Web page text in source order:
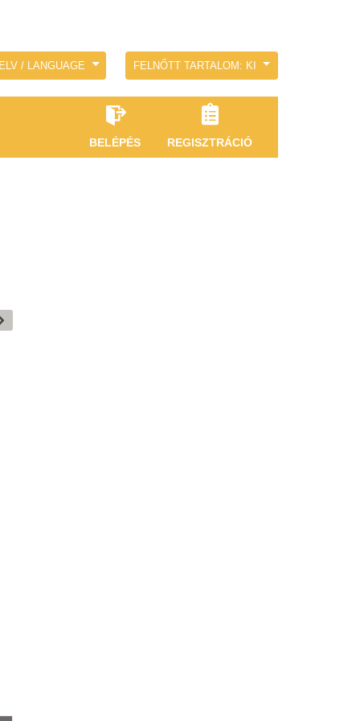
/ LANGUAGE FELNŐTT TARTALOM: KI
BELÉPÉS REGISZTRÁCIÓ